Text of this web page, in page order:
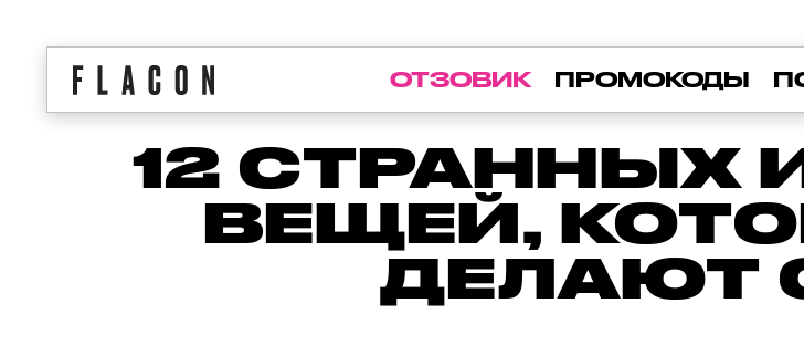
ОТЗОВИК ПРОМОКОДЫ
12 СТРАННЫХ
ВЕЩЕЙ,
ДЕЛАЮТ